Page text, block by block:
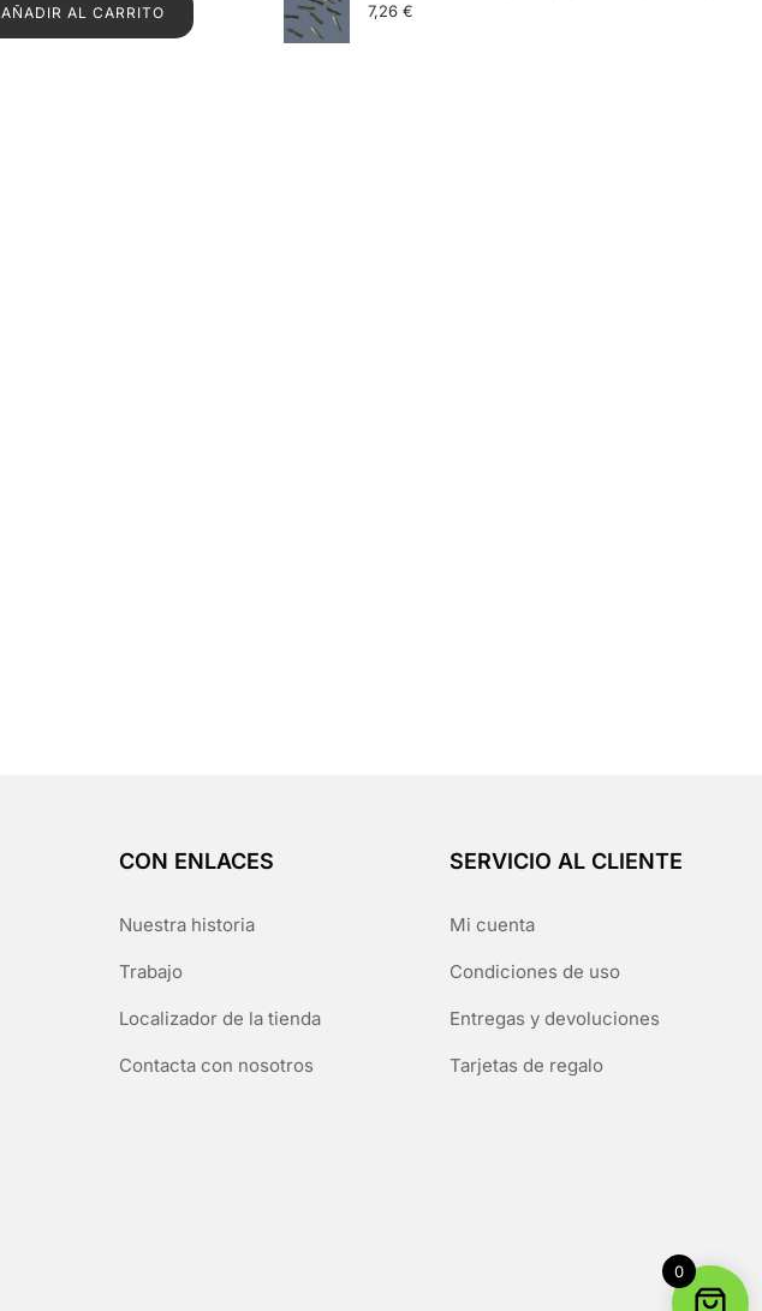
AÑADIR AL CARRITO
7,26 €
CON ENLACES
Nuestra historia
Trabajo
Localizador de la tienda
Contacta con nosotros
SERVICIO AL CLIENTE
Mi cuenta
Condiciones de uso
Entregas y devoluciones
Tarjetas de regalo
0